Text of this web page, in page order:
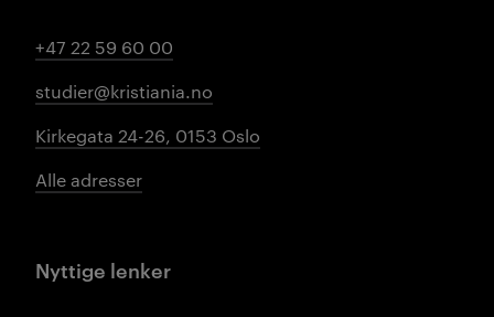
+47 22 59 60 00
studier@kristiania.no
Kirkegata 24-26, 0153 Oslo
Alle adresser
Nyttige lenker